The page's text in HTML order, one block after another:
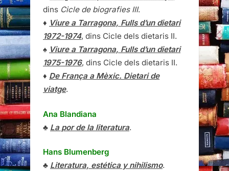
dins Cicle de biografies III.
♦ Viure a Tarragona, Fulls d’un dietari
1972-1974, dins Cicle dels dietaris II.
♠ Viure a Tarragona, Fulls d’un dietari
1975-1976, dins Cicle dels dietaris II.
♦ De França a Mèxic. Dietari de
viatge.
Ana Blandiana
♣ La por de la literatura.
Hans Blumenberg
♣ Literatura, estética y nihilismo.